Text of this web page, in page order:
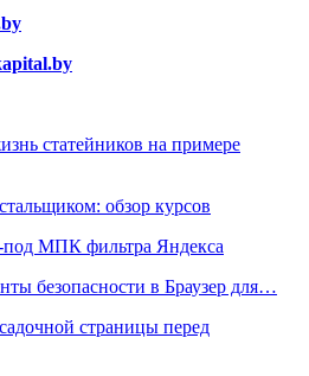
статейников на примере
обзор курсов
МПК фильтра Яндекса
безопасности в Браузер для…
страницы перед